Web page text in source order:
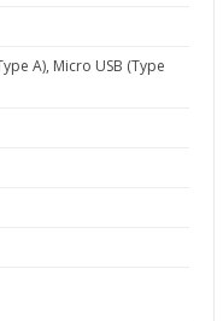
A), Micro USB (Type